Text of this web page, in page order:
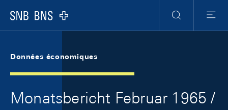
Logo
RechercheMenu
Données économiques
Monatsbericht Februar 1965 /